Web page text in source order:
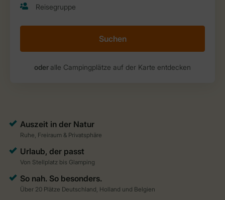
Suchen
oder alle Campingplätze auf der Karte entdecken